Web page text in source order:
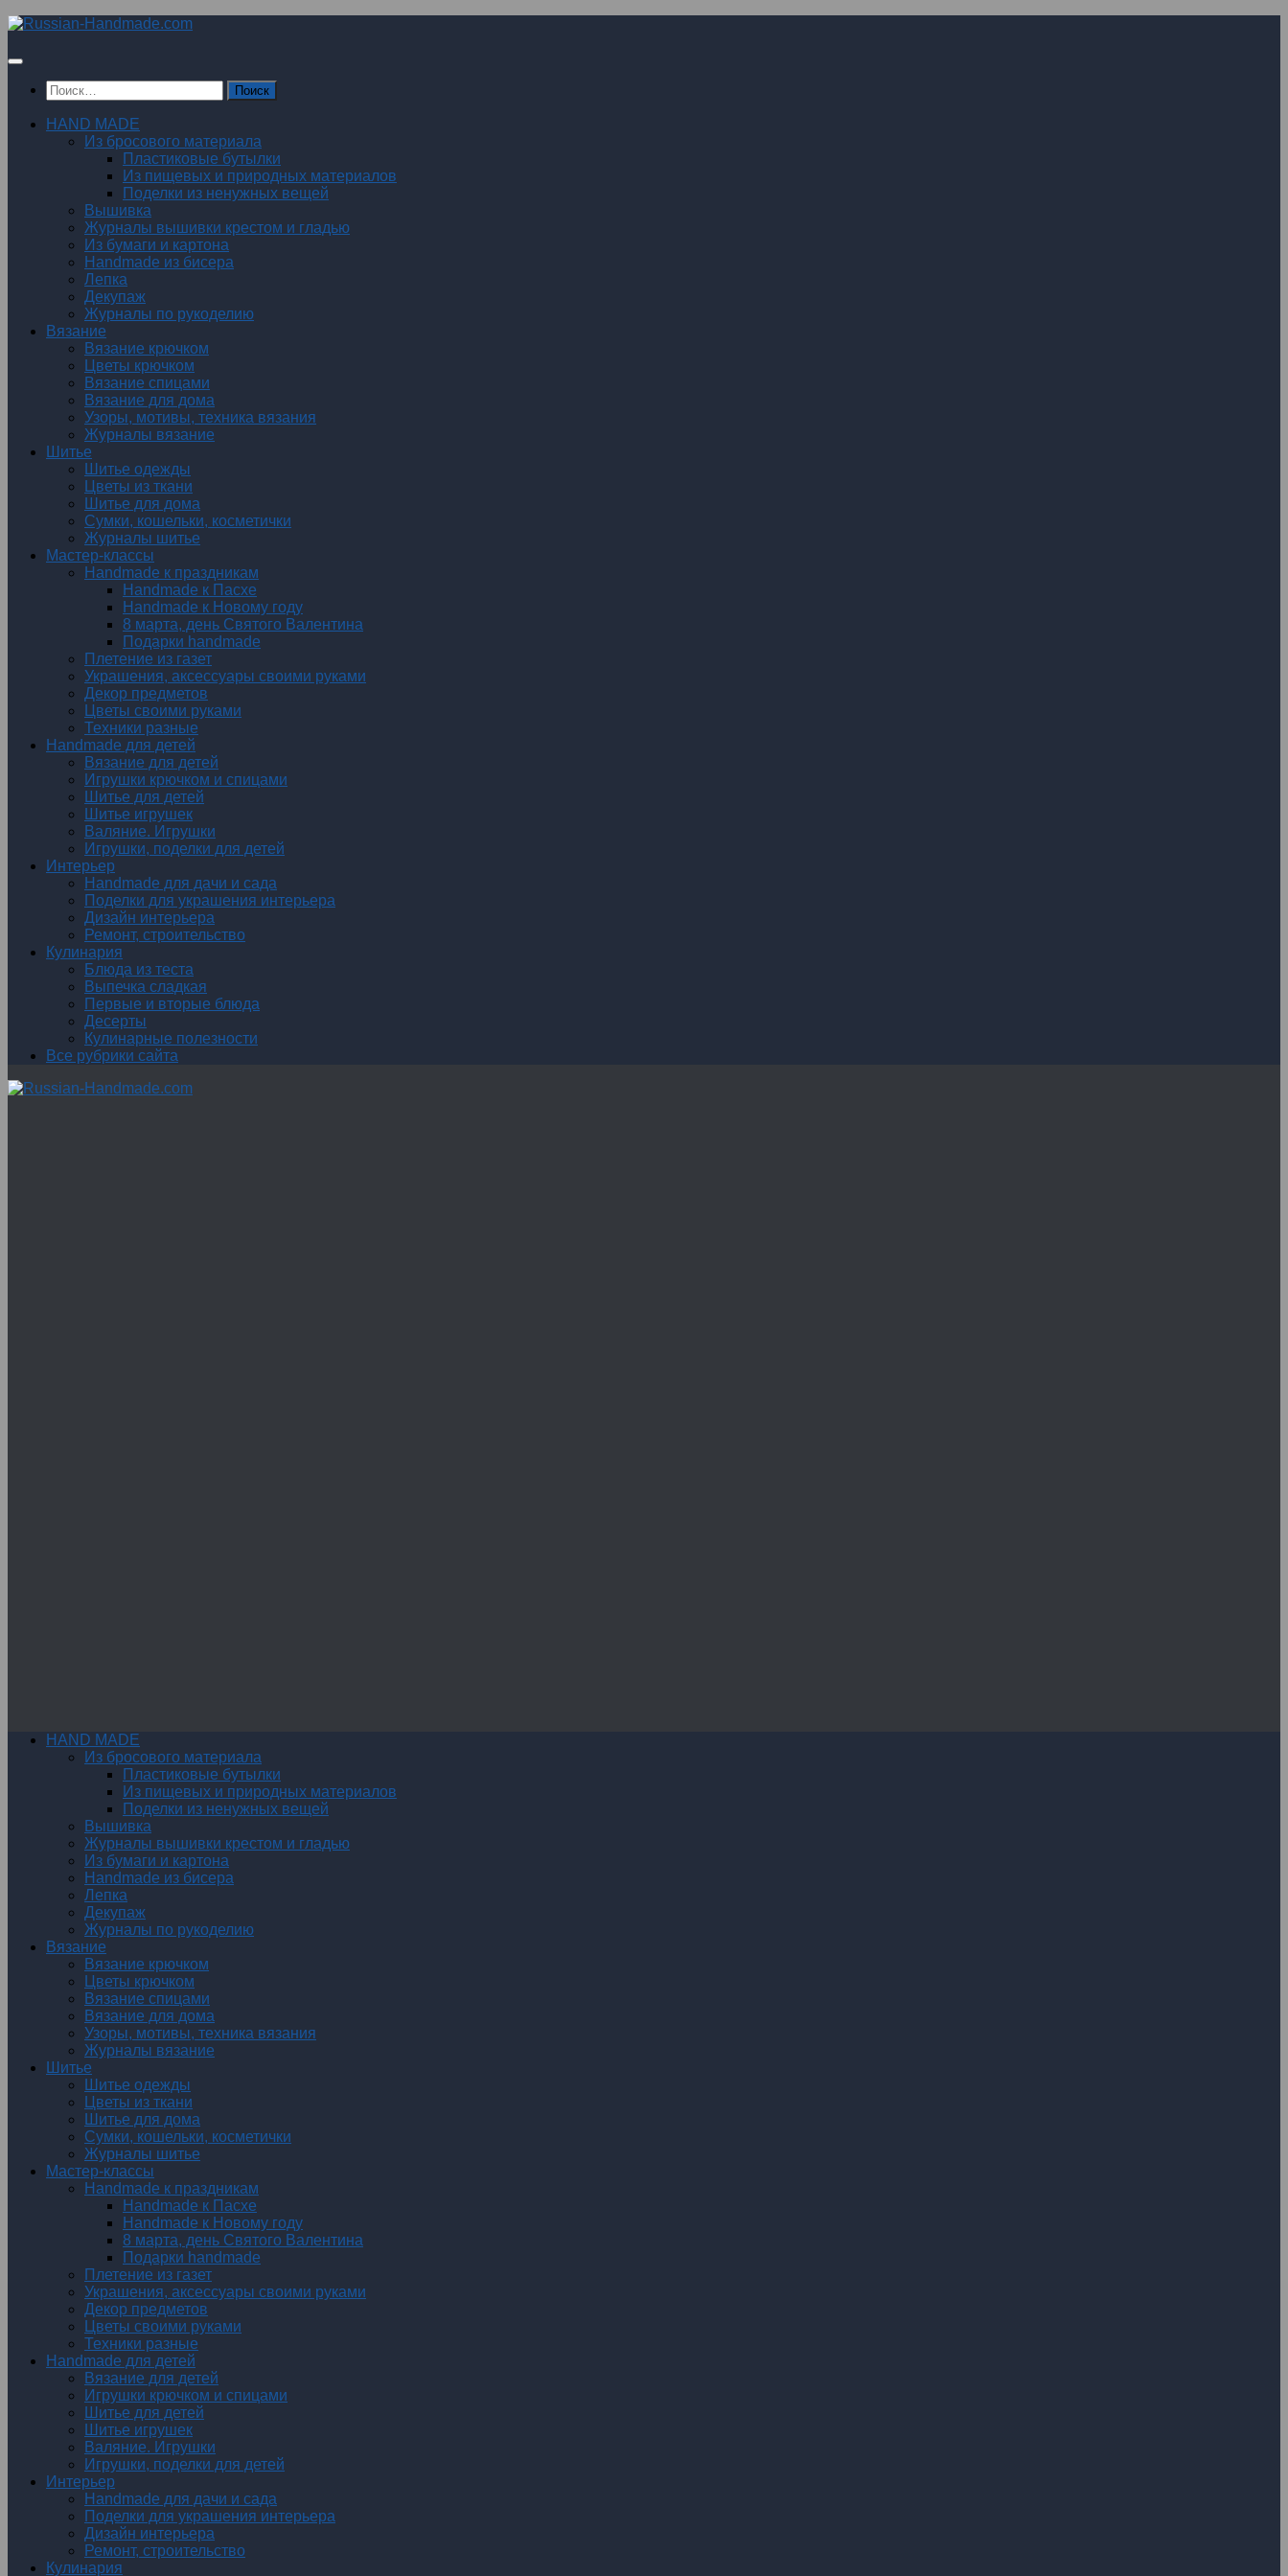
Перейти
содержимому
Найти:
HAND MADE
Из бросового материала
Пластиковые бутылки
Из пищевых и природных материалов
Поделки из ненужных вещей
Вышивка
Журналы вышивки крестом и гладью
Из бумаги и картона
Handmade из бисера
Лепка
Декупаж
Журналы по рукоделию
Вязание
Вязание крючком
Цветы крючком
Вязание спицами
Вязание для дома
Узоры, мотивы, техника вязания
Журналы вязание
Шитье
Шитье одежды
Цветы из ткани
Шитье для дома
Сумки, кошельки, косметички
Журналы шитье
Мастер-классы
Handmade к праздникам
Handmade к Пасхе
Handmade к Новому году
8 марта, день Святого Валентина
Подарки handmade
Плетение из газет
Украшения, аксессуары своими руками
Декор предметов
Цветы своими руками
Техники разные
Handmade для детей
Вязание для детей
Игрушки крючком и спицами
Шитье для детей
Шитье игрушек
Валяние. Игрушки
Игрушки, поделки для детей
Интерьер
Handmade для дачи и сада
Поделки для украшения интерьера
Дизайн интерьера
Ремонт, строительство
Кулинария
Блюда из теста
Выпечка сладкая
Первые и вторые блюда
Десерты
Кулинарные полезности
Все рубрики сайта
HAND MADE
Из бросового материала
Пластиковые бутылки
Из пищевых и природных материалов
Поделки из ненужных вещей
Вышивка
Журналы вышивки крестом и гладью
Из бумаги и картона
Handmade из бисера
Лепка
Декупаж
Журналы по рукоделию
Вязание
Вязание крючком
Цветы крючком
Вязание спицами
Вязание для дома
Узоры, мотивы, техника вязания
Журналы вязание
Шитье
Шитье одежды
Цветы из ткани
Шитье для дома
Сумки, кошельки, косметички
Журналы шитье
Мастер-классы
Handmade к праздникам
Handmade к Пасхе
Handmade к Новому году
8 марта, день Святого Валентина
Подарки handmade
Плетение из газет
Украшения, аксессуары своими руками
Декор предметов
Цветы своими руками
Техники разные
Handmade для детей
Вязание для детей
Игрушки крючком и спицами
Шитье для детей
Шитье игрушек
Валяние. Игрушки
Игрушки, поделки для детей
Интерьер
Handmade для дачи и сада
Поделки для украшения интерьера
Дизайн интерьера
Ремонт, строительство
Кулинария